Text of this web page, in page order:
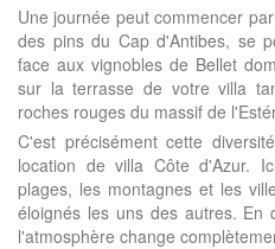
Une journée peut commencer
des pins du Cap d'Antibes, se
face aux vignobles de Bellet
sur la terrasse de votre villa
roches rouges du massif de
C'est précisément cette
location de villa Côte d'Azur.
plages, les montagnes et les
éloignés les uns des autres. En
l'atmosphère change